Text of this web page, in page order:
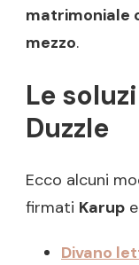
matrimoniale
mezzo.
Le
Duzzle
Ecco alcuni
firmati Karup e
Divano